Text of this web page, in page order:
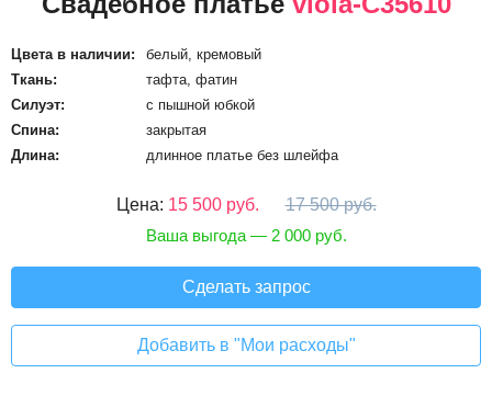
Цвета в наличии:
белый, кремовый
Ткань:
тафта, фатин
Силуэт:
с пышной юбкой
Спина:
закрытая
Длина:
длинное платье без шлейфа
Цена: 15 500 руб.
17 500 руб.
Ваша выгода — 2 000 руб.
Сделать запрос
Добавить в "Мои расходы"